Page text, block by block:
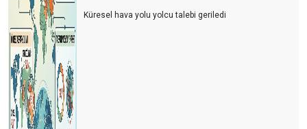
Küresel hava yolu yolcu talebi geriledi